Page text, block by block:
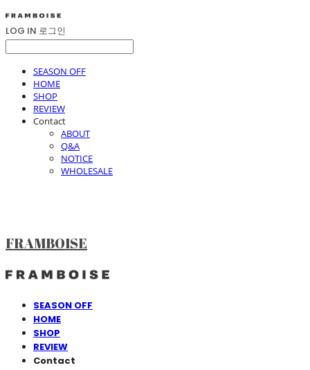
LOG IN 로그인
SEASON OFF
HOME
SHOP
REVIEW
Contact
ABOUT
Q&A
NOTICE
WHOLESALE
FRAMBOISE
SEASON OFF
HOME
SHOP
REVIEW
Contact